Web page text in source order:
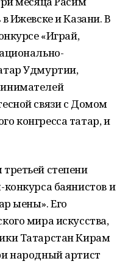
Ижевске и Казани. В
«Играй,
Удмуртии,
связи с Домом
конгресса татар, и
степени
баянистов и
җыены». Его
мира искусства,
Татарстан Кирам
народный артист